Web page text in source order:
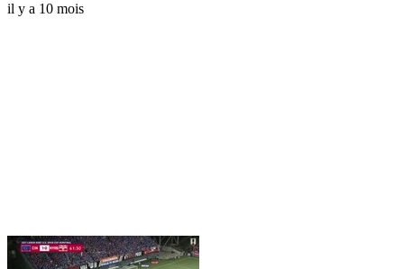
il y a 10 mois